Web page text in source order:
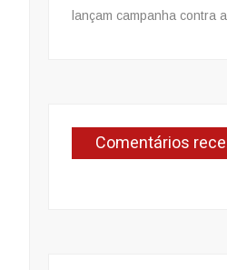
lançam campanha contra
Comentários